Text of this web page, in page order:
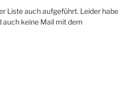
Liste auch aufgeführt. Leider habe
keine Mail mit dem